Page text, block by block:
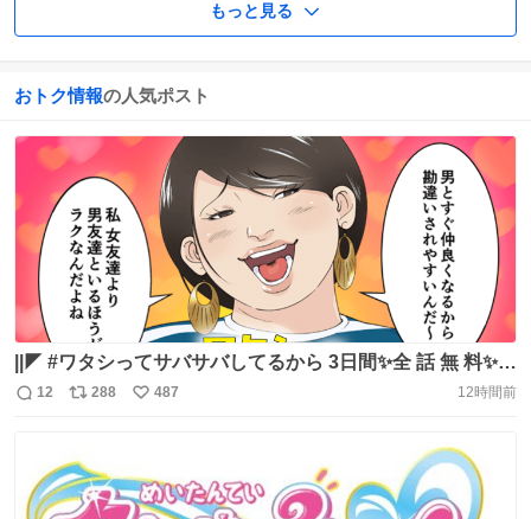
もっと見る
おトク情報の人気ポスト
||◤ #ワタシってサバサバしてるから 3日間✨全 話 無 料✨
◢|| 実写ドラマ化もされた大人気コメディ！ 自称サバサバ
@amihamanami https://t.co/1v2ADDwVP2
返
12
リ
ト
数
288
い
数
487 12時間前